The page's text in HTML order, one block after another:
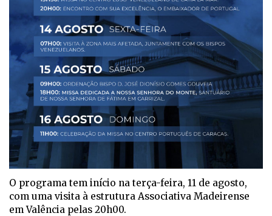
O programa tem início na terça-feira, 11 de agosto,
com uma visita à estrutura Associativa Madeirense
em Valência pelas 20h00.